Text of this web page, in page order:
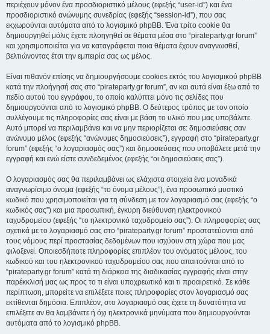
περιέχουν μόνον ένα προσδιοριστικό μέλους (εφεξής “user-id”) και ένα
προσδιοριστικό ανώνυμης συνεδρίας (εφεξής “session-id”), που σας
εκχωρούνται αυτόματα από το λογισμικό phpBB. Ένα τρίτο cookie θα
δημιουργηθεί μόλις έχετε πλοηγηθεί σε θέματα μέσα στο “pirateparty.gr forum”
και χρησιμοποιείται για να καταγράφεται ποια θέματα έχουν αναγνωσθεί,
βελτιώνοντας έτσι την εμπειρία σας ως μέλος.
Είναι πιθανόν επίσης να δημιουργήσουμε cookies εκτός του λογισμικού phpBB
κατά την πλοήγησή σας στο “pirateparty.gr forum”, αν και αυτά είναι έξω από το
πεδίο αυτού του εγγράφου, το οποίο καλύπτει μόνο τις σελίδες που
δημιουργούνται από το λογισμικό phpBB. Ο δεύτερος τρόπος με τον οποίο
συλλέγουμε τις πληροφορίες σας είναι με βάση το υλικό που μας υποβάλετε.
Αυτό μπορεί να περιλαμβάνει και να μην περιορίζεται σε: δημοσιεύσεις σαν
ανώνυμο μέλος (εφεξής “ανώνυμες δημοσιεύσεις”), εγγραφή στο “pirateparty.gr
forum” (εφεξής “ο λογαριασμός σας”) και δημοσιεύσεις που υποβάλετε μετά την
εγγραφή και ενώ είστε συνδεδεμένος (εφεξής “οι δημοσιεύσεις σας”).
Ο λογαριασμός σας θα περιλαμβάνει ως ελάχιστα στοιχεία ένα μοναδικά
αναγνωρίσιμο όνομα (εφεξής “το όνομα μέλους”), ένα προσωπικό μυστικό
κωδικό που χρησιμοποιείται για τη σύνδεση με τον λογαριασμό σας (εφεξής “ο
κωδικός σας”) και μια προσωπική, έγκυρη διεύθυνση ηλεκτρονικού
ταχυδρομείου (εφεξής “το ηλεκτρονικό ταχυδρομείο σας”). Οι πληροφορίες σας
σχετικά με το λογαριασμό σας στο “pirateparty.gr forum” προστατεύονται από
τους νόμους περί προστασίας δεδομένων που ισχύουν στη χώρα που μας
φιλοξενεί. Οποιεσδήποτε πληροφορίες επιπλέον του ονόματος μέλους, του
κωδικού και του ηλεκτρονικού ταχυδρομείου σας που απαιτούνται από το
“pirateparty.gr forum” κατά τη διάρκεια της διαδικασίας εγγραφής είναι στην
παρέκκλισή μας ως προς το τι είναι υποχρεωτικό και τι προαιρετικό. Σε κάθε
περίπτωση, μπορείτε να επιλέξετε ποιες πληροφορίες στον λογαριασμό σας
εκτίθενται δημόσια. Επιπλέον, στο λογαριασμό σας έχετε τη δυνατότητα να
επιλέξετε αν θα λαμβάνετε ή όχι ηλεκτρονικά μηνύματα που δημιουργούνται
αυτόματα από το λογισμικό phpBB.